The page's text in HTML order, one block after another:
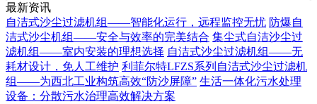
最新资讯
自洁式沙尘过滤机组——智能化运行，远程监控无忧 防爆自
洁式沙尘机组——安全与效率的完美结合 集尘式自洁沙尘过
滤机组——室内安装的理想选择 自洁式沙尘过滤机组——无
耗材设计，免人工维护 利菲尔特LFZS系列自洁式沙尘过滤机
组——为西北工业构筑高效“防沙屏障” 生活一体化污水处理
设备：分散污水治理高效解决方案